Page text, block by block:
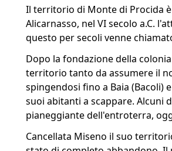
Il territorio di Monte di Procida
Alicarnasso, nel VI secolo a.C.
questo per secoli venne
Dopo la fondazione della
territorio tanto da assumere il
spingendosi fino a Baia (Bacoli)
suoi abitanti a scappare. Alcuni
pianeggiante dell'entroterra,
Cancellata Miseno il suo